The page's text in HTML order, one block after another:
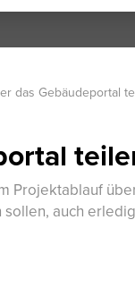
das Gebäudeportal
Projektablauf
auch